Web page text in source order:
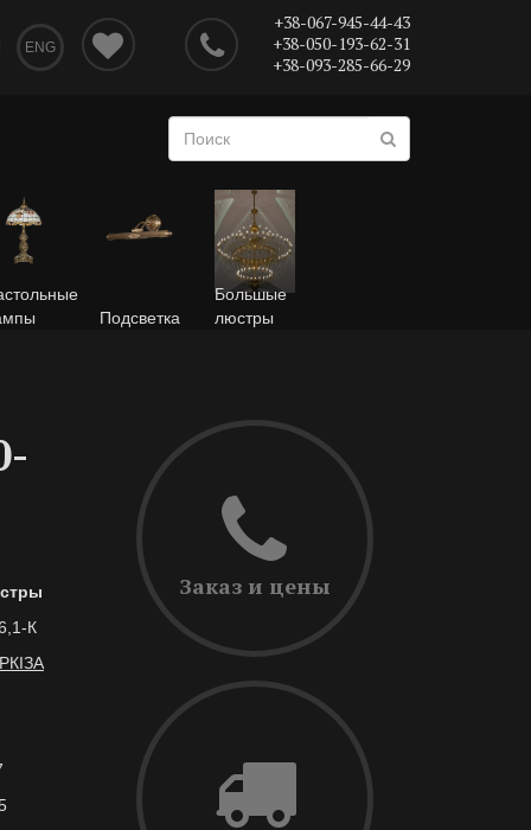
ENG
+38-067-945-44-43
+38-050-193-62-31
+38-093-285-66-29
Подсветка
Большые
люстры
К
Заказ и цены